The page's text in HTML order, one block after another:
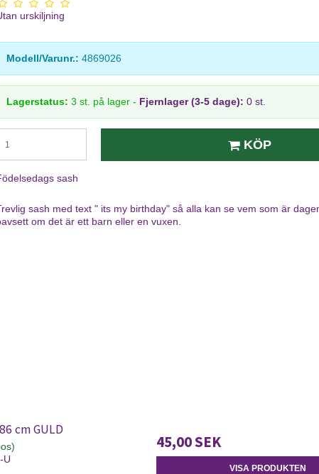
urskiljning
Modell/Varunr.: 4869026
Lagerstatus: 3 st. på lager - Fjernlager (3-5 dage): 0 st.
KÖP
sash
sash med text " its my birthday" så alla kan se vem som är
om det är ett barn eller en vuxen.
cm GULD
U
45,00 SEK
VISA PRODUKTEN